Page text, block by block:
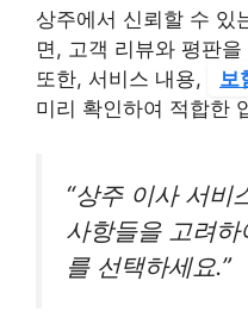
상주에서 신뢰할 수 있
면, 고객 리뷰와 평판
또한, 서비스 내용,
보
미리 확인하여 적합한
“상주 이사 서비
사항들을 고려
를 선택하세요.”